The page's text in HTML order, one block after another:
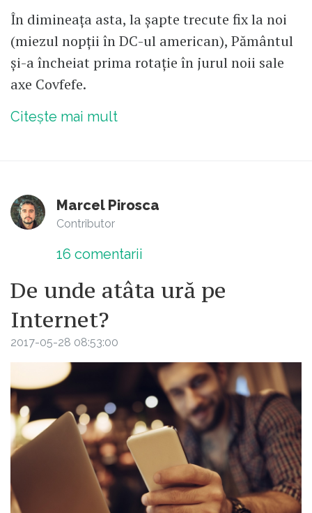
În dimineața asta, la șapte trecute fix la noi
(miezul nopții în DC-ul american), Pământul
și-a încheiat prima rotație în jurul noii sale
axe Covfefe.
Citește mai mult
Marcel Pirosca
Contributor
16 comentarii
De unde atâta ură pe
Internet?
2017-05-28 08:53:00